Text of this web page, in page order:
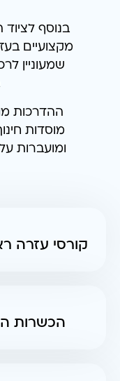
בנוסף לציוד
מקצועיים
שמעוניין
ההדרכות
מוסדות
ומועברות
קורסי עזרה
הכשרות